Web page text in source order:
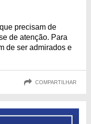
precisam de
de atenção. Para
de ser admirados e
COMPARTILHAR